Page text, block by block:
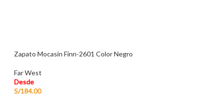
Zapato Mocasín Finn-2601 Color Negro
Far West
Desde
S/184.00